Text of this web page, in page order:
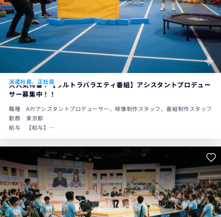
派遣社員、正社員
大人気特番！【ウルトラバラエティ番組】アシスタントプロデュー
サー募集中！！
職種
AP/アシスタントプロデューサー、映像制作スタッフ、番組制作スタッフ
勤務
東京都
給与
【給与】
・AD1年以上経験者：月給250,000円～
※上記には固定残業代（25時間分／38,900円～51,300円）が含まれま
す。